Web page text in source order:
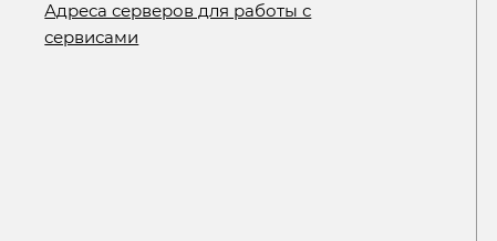
Адреса серверов для работы с
сервисами